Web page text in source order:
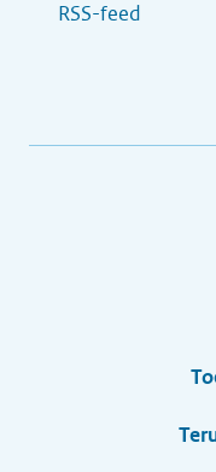
RSS-feed